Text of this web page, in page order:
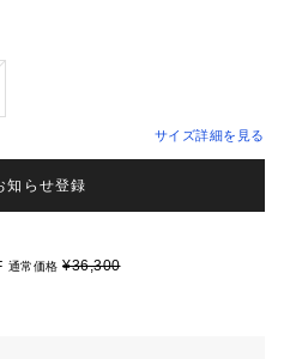
サイズ詳細を見る
知らせ登録
通常価格 ¥36,300